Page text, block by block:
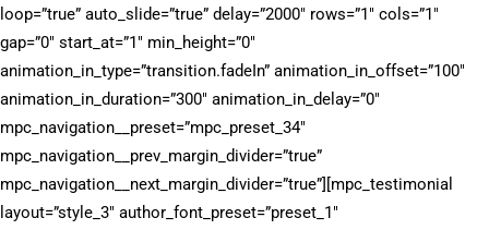
loop=”true” auto_slide=”true” delay=”2000″ rows=”1″ cols=”1″
gap=”0″ start_at=”1″ min_height=”0″
animation_in_type=”transition.fadeIn” animation_in_offset=”100″
animation_in_duration=”300″ animation_in_delay=”0″
mpc_navigation__preset=”mpc_preset_34″
mpc_navigation__prev_margin_divider=”true”
mpc_navigation__next_margin_divider=”true”][mpc_testimonial
layout=”style_3″ author_font_preset=”preset_1″